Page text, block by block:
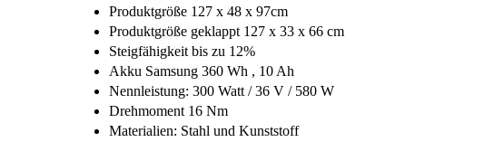
Produktgröße 127 x 48 x 97cm
Produktgröße geklappt 127 x 33 x 66 cm
Steigfähigkeit bis zu 12%
Akku Samsung 360 Wh , 10 Ah
Nennleistung: 300 Watt / 36 V / 580 W
Drehmoment 16 Nm
Materialien: Stahl und Kunststoff